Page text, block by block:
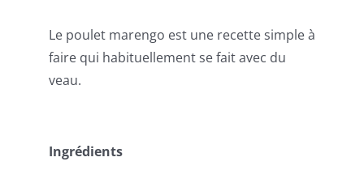
Le poulet marengo est une recette simple à
faire qui habituellement se fait avec du
veau.
Ingrédients